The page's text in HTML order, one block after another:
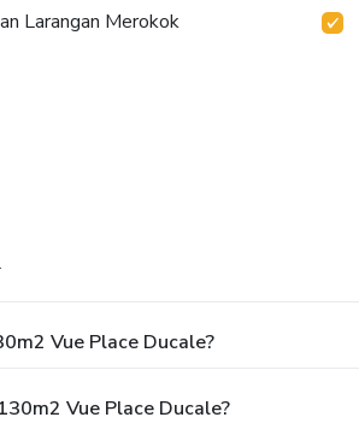
Larangan Merokok
Vue Place Ducale?
Vue Place Ducale?